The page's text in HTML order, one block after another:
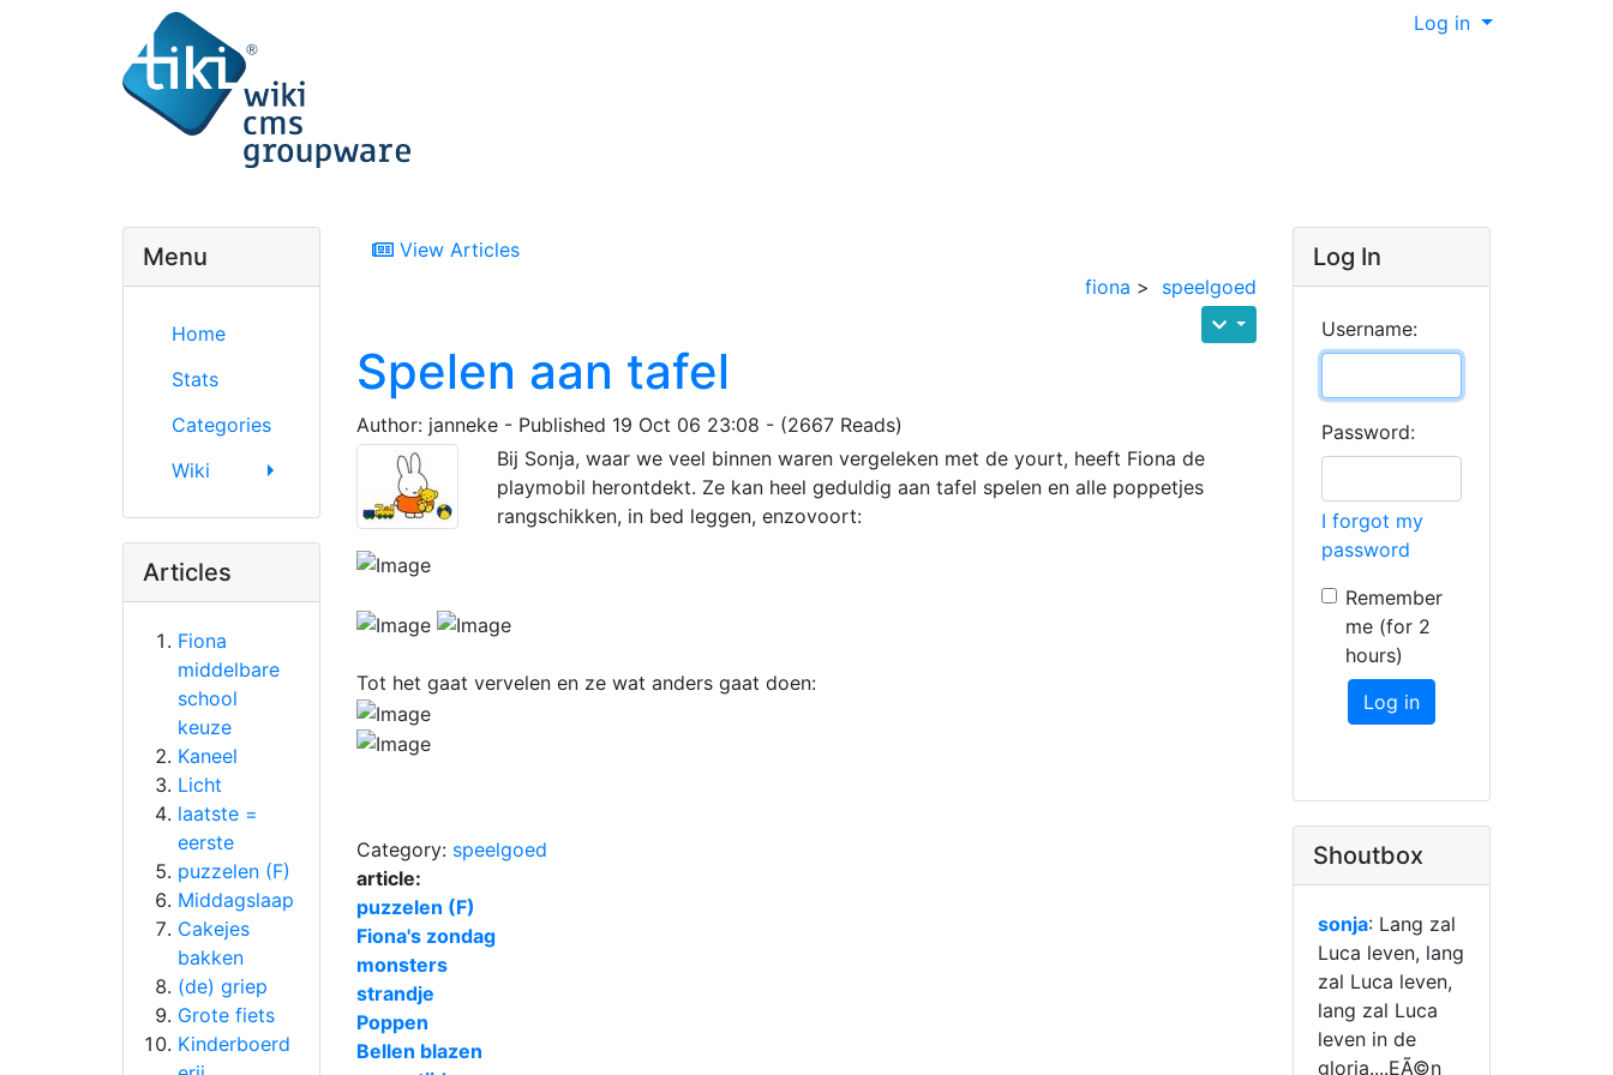
Log in
View Articles
fiona > speelgoed
Spelen aan tafel
Author: janneke - Published 19 Oct 06 23:08 - (2667 Reads)
Bij Sonja, waar we veel binnen waren vergeleken met de yourt, heeft Fiona de
playmobil herontdekt. Ze kan heel geduldig aan tafel spelen en alle poppetjes
rangschikken, in bed leggen, enzovoort:
Tot het gaat vervelen en ze wat anders gaat doen:
Category: speelgoed
article:
puzzelen (F)
Fiona's zondag
monsters
strandje
Poppen
Bellen blazen
Menu
Home
Stats
Categories
Wiki
Articles
Fiona
middelbare
school
keuze
Kaneel
Licht
laatste =
eerste
puzzelen (F)
Middagslaap
Cakejes
bakken
(de) griep
Grote fiets
Kinderboerd
Log In
Username:
Password:
I forgot my
password
Remember
me (for 2
hours)
Log in
Shoutbox
sonja: Lang zal
Luca leven, lang
zal Luca leven,
lang zal Luca
leven in de
gloria....EÃ©n